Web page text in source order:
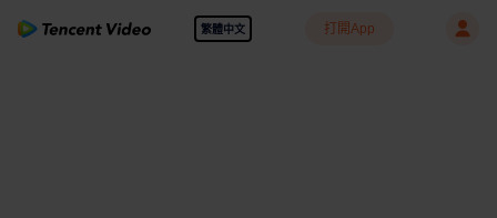
繁體中文 打開App